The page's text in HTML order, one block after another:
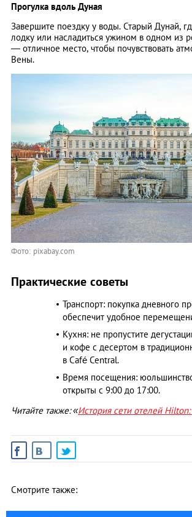
Прогулка вдоль Дуная
Завершите поездку у воды. Старый Дунай,
лодку или насладиться ужином в одном из
— отличное место, чтобы почувствовать
Вены.
Фото: pixabay.com
Практические советы
Транспорт: покупка дневного
обеспечит удобное
Кухня: не пропустите
и кофе с десертом в
в Café Central.
Время посещения:
открыты с 9:00 до 17:00.
Читайте также: «История сети отелей
Смотрите также: